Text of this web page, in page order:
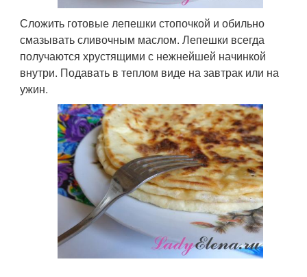
Сложить готовые лепешки стопочкой и обильно
смазывать сливочным маслом. Лепешки всегда
получаются хрустящими с нежнейшей начинкой
внутри. Подавать в теплом виде на завтрак или на
ужин.